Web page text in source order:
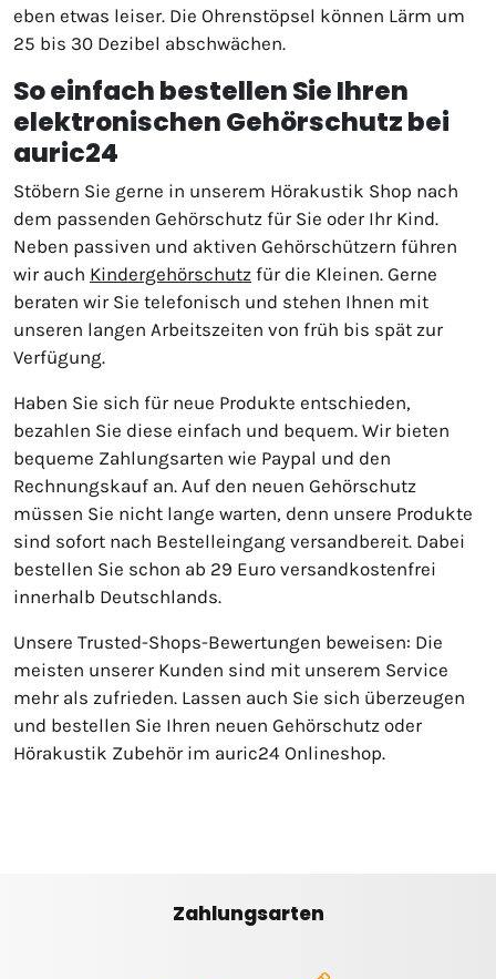
eben etwas leiser. Die Ohrenstöpsel können Lärm um
25 bis 30 Dezibel abschwächen.
So einfach bestellen Sie Ihren
elektronischen Gehörschutz bei
auric24
Stöbern Sie gerne in unserem Hörakustik Shop nach
dem passenden Gehörschutz für Sie oder Ihr Kind.
Neben passiven und aktiven Gehörschützern führen
wir auch Kindergehörschutz für die Kleinen. Gerne
beraten wir Sie telefonisch und stehen Ihnen mit
unseren langen Arbeitszeiten von früh bis spät zur
Verfügung.
Haben Sie sich für neue Produkte entschieden,
bezahlen Sie diese einfach und bequem. Wir bieten
bequeme Zahlungsarten wie Paypal und den
Rechnungskauf an. Auf den neuen Gehörschutz
müssen Sie nicht lange warten, denn unsere Produkte
sind sofort nach Bestelleingang versandbereit. Dabei
bestellen Sie schon ab 29 Euro versandkostenfrei
innerhalb Deutschlands.
Unsere Trusted-Shops-Bewertungen beweisen: Die
meisten unserer Kunden sind mit unserem Service
mehr als zufrieden. Lassen auch Sie sich überzeugen
und bestellen Sie Ihren neuen Gehörschutz oder
Hörakustik Zubehör im auric24 Onlineshop.
Zahlungsarten